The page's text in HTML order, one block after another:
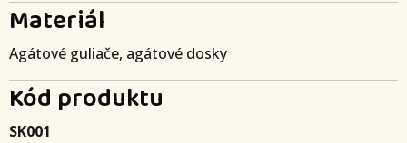
Materiál
Agátové guliače, agátové dosky
Kód produktu
SK001